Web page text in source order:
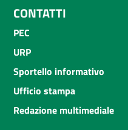
CONTATTI
PEC
URP
Sportello informativo
Ufficio stampa
Redazione multimediale